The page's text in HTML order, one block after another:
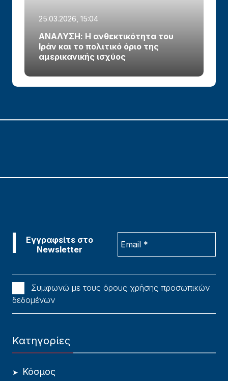
25.03.2026, 15:04
ΑΝΑΛΥΣΗ: Η ανθεκτικότητα του
Ιράν και το πολιτικό όριο της
αμερικανικής ισχύος
Συμφωνώ με τους όρους χρήσης προσωπικών
δεδομένων
Κατηγορίες
Κόσμος